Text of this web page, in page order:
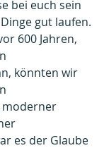
bei euch sein
gut laufen.
600 Jahren,
könnten wir
es der Glaube